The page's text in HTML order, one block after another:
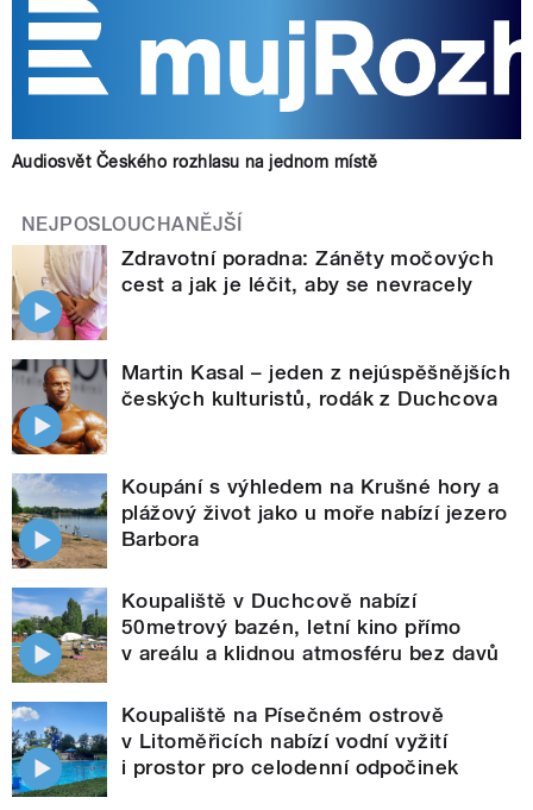
Audiosvět Českého rozhlasu na jednom místě
NEJPOSLOUCHANĚJŠÍ
Zdravotní poradna: Záněty močových
cest a jak je léčit, aby se nevracely
Martin Kasal – jeden z nejúspěšnějších
českých kulturistů, rodák z Duchcova
Koupání s výhledem na Krušné hory a
plážový život jako u moře nabízí jezero
Barbora
Koupaliště v Duchcově nabízí
50metrový bazén, letní kino přímo
v areálu a klidnou atmosféru bez davů
Koupaliště na Písečném ostrově
v Litoměřicích nabízí vodní vyžití
i prostor pro celodenní odpočinek